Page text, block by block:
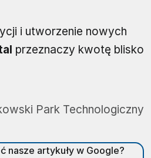
i utworzenie nowych
przeznaczy kwotę blisko
Park Technologiczny
nasze artykuły w Google?